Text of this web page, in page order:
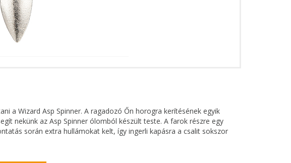
a Wizard Asp Spinner. A ragadozó Őn horogra kerítésének egyik
nekünk az Asp Spinner ólomból készült teste. A farok részre egy
során extra hullámokat kelt, így ingerli kapásra a csalit sokszor